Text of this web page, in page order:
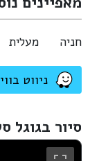
חניה מעלית
ניווט
סיור בגוגל